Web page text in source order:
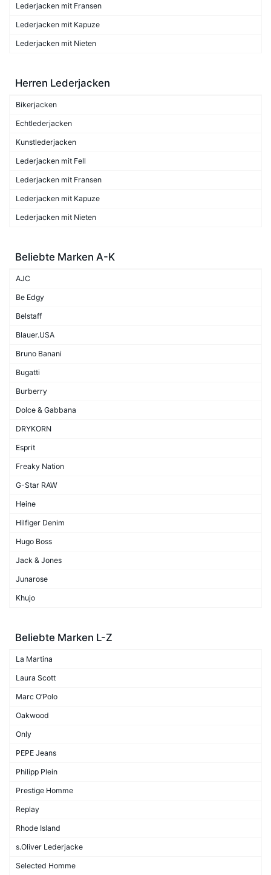
Lederjacken mit Fransen
Lederjacken mit Kapuze
Lederjacken mit Nieten
Herren Lederjacken
Bikerjacken
Echtlederjacken
Kunstlederjacken
Lederjacken mit Fell
Lederjacken mit Fransen
Lederjacken mit Kapuze
Lederjacken mit Nieten
Beliebte Marken A-K
AJC
Be Edgy
Belstaff
Blauer.USA
Bruno Banani
Bugatti
Burberry
Dolce & Gabbana
DRYKORN
Esprit
Freaky Nation
G-Star RAW
Heine
Hilfiger Denim
Hugo Boss
Jack & Jones
Junarose
Khujo
Beliebte Marken L-Z
La Martina
Laura Scott
Marc O’Polo
Oakwood
Only
PEPE Jeans
Philipp Plein
Prestige Homme
Replay
Rhode Island
s.Oliver Lederjacke
Selected Homme